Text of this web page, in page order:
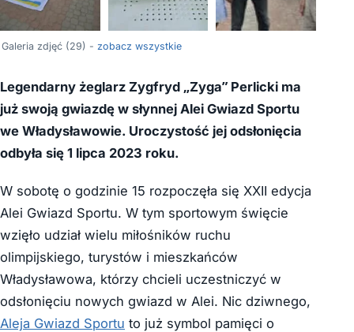
Galeria zdjęć (29) - zobacz wszystkie
Legendarny żeglarz Zygfryd „Zyga” Perlicki ma
już swoją gwiazdę w słynnej Alei Gwiazd Sportu
we Władysławowie. Uroczystość jej odsłonięcia
odbyła się 1 lipca 2023 roku.
W sobotę o godzinie 15 rozpoczęła się XXII edycja
Alei Gwiazd Sportu. W tym sportowym święcie
wzięło udział wielu miłośników ruchu
olimpijskiego, turystów i mieszkańców
Władysławowa, którzy chcieli uczestniczyć w
odsłonięciu nowych gwiazd w Alei. Nic dziwnego,
Aleja Gwiazd Sportu to już symbol pamięci o